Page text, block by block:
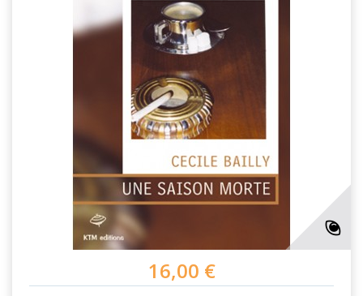
16,00 €